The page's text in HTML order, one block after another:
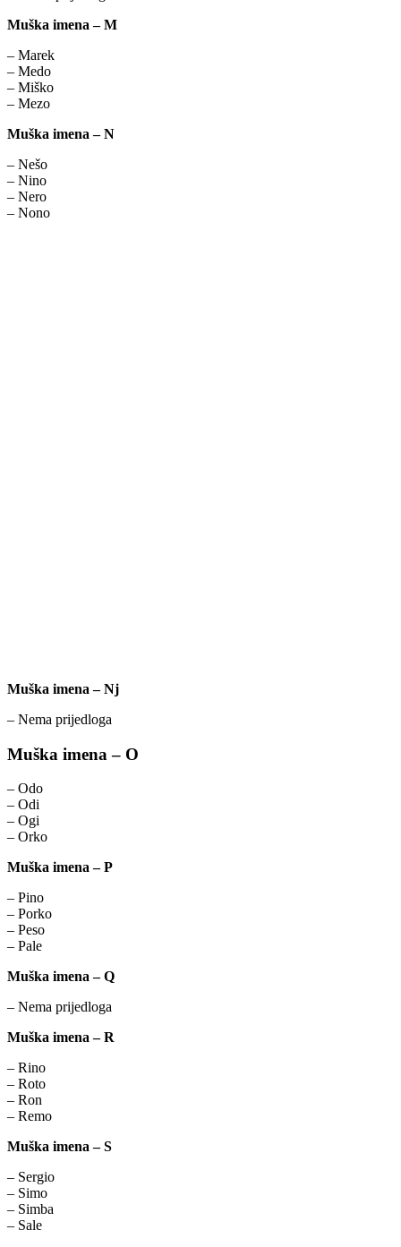
Muška imena – M
– Marek
– Medo
– Miško
– Mezo
Muška imena – N
– Nešo
– Nino
– Nero
– Nono
Muška imena – Nj
– Nema prijedloga
Muška imena – O
– Odo
– Odi
– Ogi
– Orko
Muška imena – P
– Pino
– Porko
– Peso
– Pale
Muška imena – Q
– Nema prijedloga
Muška imena – R
– Rino
– Roto
– Ron
– Remo
Muška imena – S
– Sergio
– Simo
– Simba
– Sale